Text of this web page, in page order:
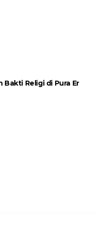
Religi di Pura Er